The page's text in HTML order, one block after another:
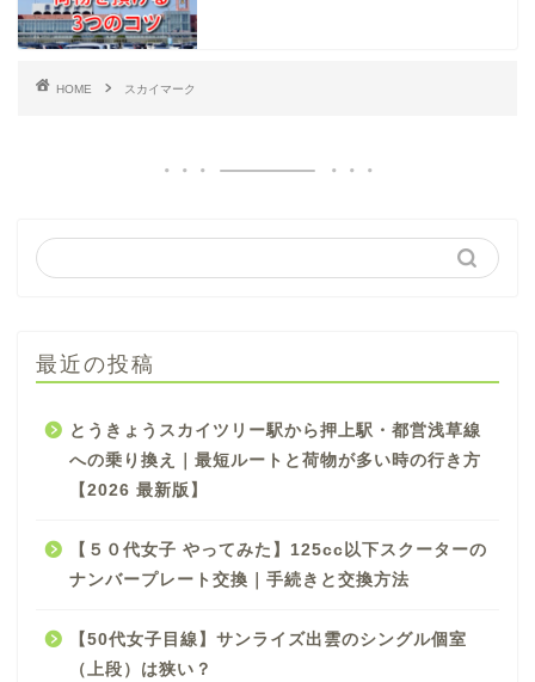
HOME スカイマーク
最近の投稿
とうきょうスカイツリー駅から押上駅・都営浅草線
への乗り換え｜最短ルートと荷物が多い時の行き方
【2026 最新版】
【５０代女子 やってみた】125cc以下スクーターの
ナンバープレート交換｜手続きと交換方法
【50代女子目線】サンライズ出雲のシングル個室
（上段）は狭い？